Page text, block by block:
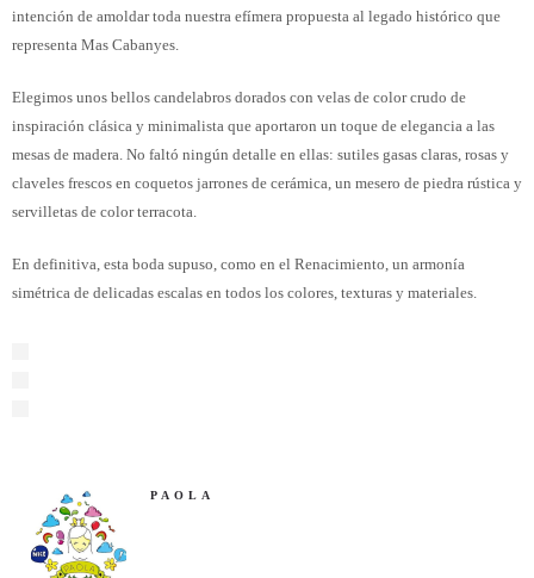
intención de amoldar toda nuestra efímera propuesta al legado histórico que
representa Mas Cabanyes.
Elegimos unos bellos candelabros dorados con velas de color crudo de
inspiración clásica y minimalista que aportaron un toque de elegancia a las
mesas de madera. No faltó ningún detalle en ellas: sutiles gasas claras, rosas y
claveles frescos en coquetos jarrones de cerámica, un mesero de piedra rústica y
servilletas de color terracota.
En definitiva, esta boda supuso, como en el Renacimiento, un armonía
simétrica de delicadas escalas en todos los colores, texturas y materiales.
PAOLA